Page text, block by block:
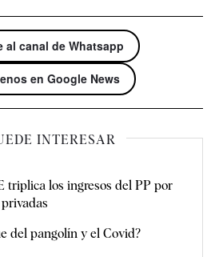
al canal de Whatsapp
en Google News
INTERESAR
triplica los ingresos del PP por
del pangolín y el Covid?